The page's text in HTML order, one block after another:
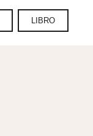
LIBRO